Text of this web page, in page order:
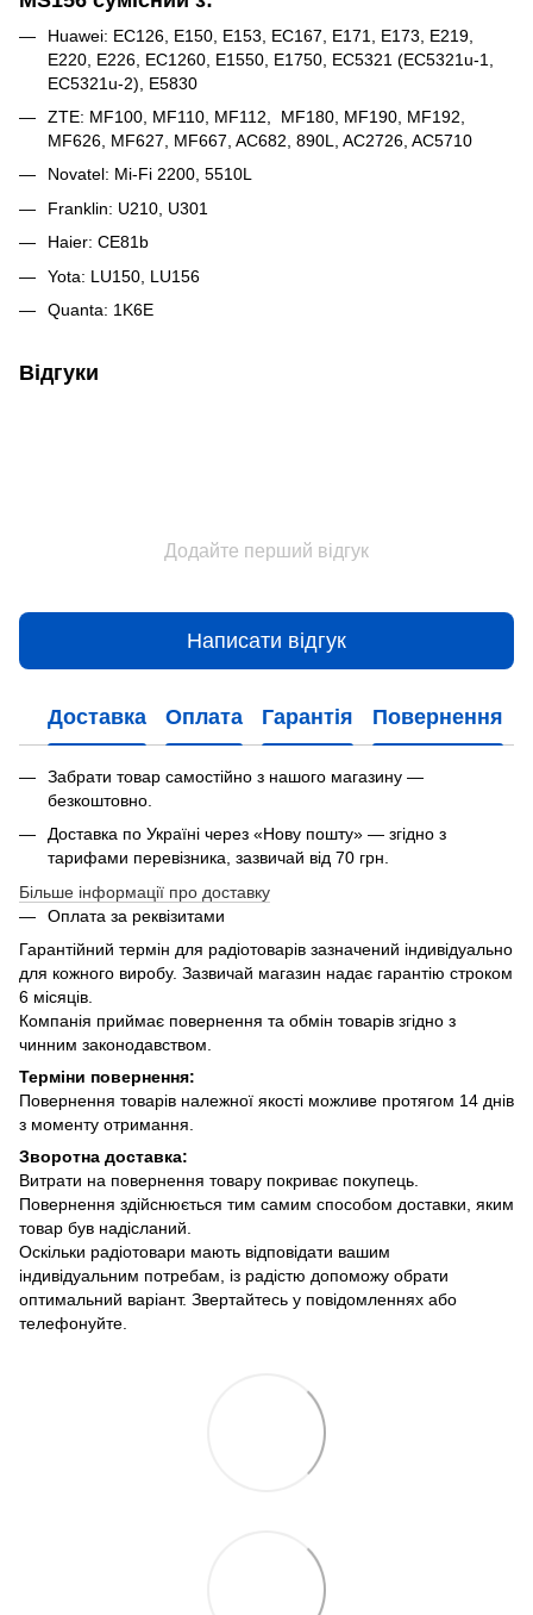
Huawei: EC126, E150, E153, EC167, E171, E173, E219,
E220, E226, EC1260, E1550, Е1750, EC5321 (EC5321u-1,
EC5321u-2), E5830
ZTE: MF100, MF110, MF112, MF180, MF190, MF192,
MF626, MF627, MF667, AC682, 890L, AC2726, AC5710
Novatel: Mi-Fi 2200, 5510L
Franklin: U210, U301
Haier: CE81b
Yota: LU150, LU156
Quanta: 1K6E
Відгуки
Додайте перший відгук
Написати відгук
Доставка Оплата Гарантія Повернення
Забрати товар самостійно з нашого магазину —
безкоштовно.
Доставка по Україні через «Нову пошту» — згідно з
тарифами перевізника, зазвичай від 70 грн.
Більше інформації про доставку
Оплата за реквізитами
Гарантійний термін для радіотоварів зазначений індивідуально
для кожного виробу. Зазвичай магазин надає гарантію строком
6 місяців.
Компанія приймає повернення та обмін товарів згідно з
чинним законодавством.
Терміни повернення:
Повернення товарів належної якості можливе протягом 14 днів
з моменту отримання.
Зворотна доставка:
Витрати на повернення товару покриває покупець.
Повернення здійснюється тим самим способом доставки, яким
товар був надісланий.
Оскільки радіотовари мають відповідати вашим
індивідуальним потребам, із радістю допоможу обрати
оптимальний варіант. Звертайтесь у повідомленнях або
телефонуйте.